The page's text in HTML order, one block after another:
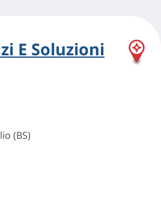
E Soluzioni
(BS)